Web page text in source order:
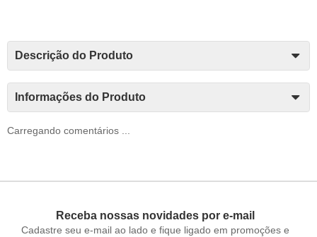
Descrição do Produto
Informações do Produto
Carregando comentários ...
Receba nossas novidades por e-mail
Cadastre seu e-mail ao lado e fique ligado em promoções e